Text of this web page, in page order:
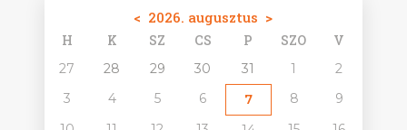
< 2026. augusztus >
H K SZ CS P SZO V
27 28 29 30 31 1
2
3
4 5 6 7 8
9